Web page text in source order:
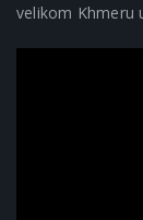
velikom Khmeru